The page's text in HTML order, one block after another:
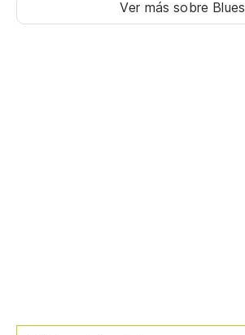
Ver más sobre Blues